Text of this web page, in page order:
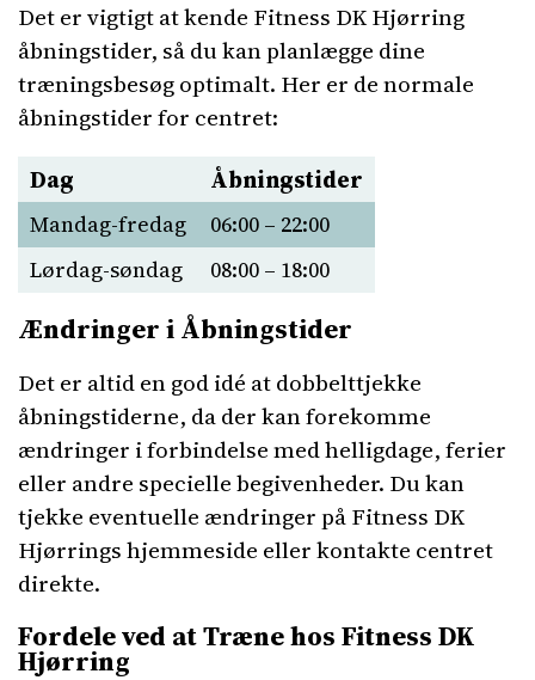
Det er vigtigt at kende Fitness DK Hjørring
åbningstider, så du kan planlægge dine
træningsbesøg optimalt. Her er de normale
åbningstider for centret:
Dag
Åbningstider
Mandag-fredag
06:00 – 22:00
Lørdag-søndag
08:00 – 18:00
Ændringer i Åbningstider
Det er altid en god idé at dobbelttjekke
åbningstiderne, da der kan forekomme
ændringer i forbindelse med helligdage, ferier
eller andre specielle begivenheder. Du kan
tjekke eventuelle ændringer på Fitness DK
Hjørrings hjemmeside eller kontakte centret
direkte.
Fordele ved at Træne hos Fitness DK
Hjørring